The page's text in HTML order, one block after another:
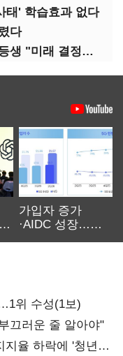
' 학습효과 없다
다
헌재 간 ‘기후소송’…청구인 초등생 "미래 결정할 중요한 소송"
가입자 증가
·AIDC 성장…
위 수성(1보)
끄러운 줄 알아야"
율 하락에 '청년